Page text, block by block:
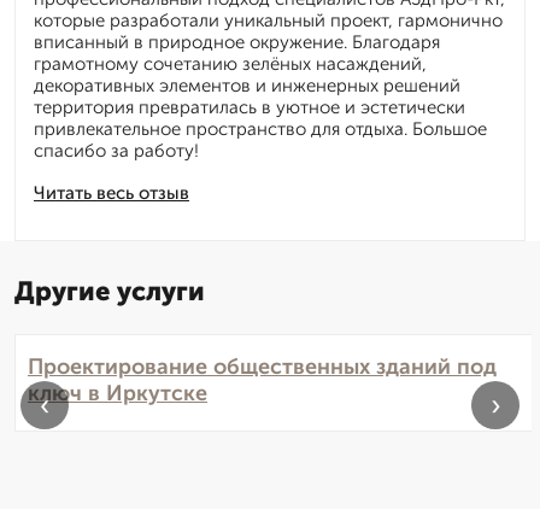
Читать весь отзыв
которые разработали уникальный проект, гармонично
вписанный в природное окружение. Благодаря
грамотному сочетанию зелёных насаждений,
декоративных элементов и инженерных решений
территория превратилась в уютное и эстетически
привлекательное пространство для отдыха. Большое
спасибо за работу!
Другие услуги
Проектирование общественных зданий под
ключ в Иркутске
‹ ›